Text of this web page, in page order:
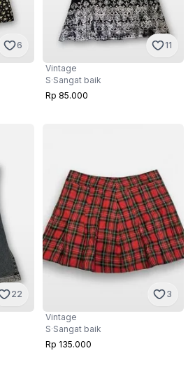
6 11
Vintage
S·Sangat baik
Rp 85.000
22 3
Vintage
S·Sangat baik
Rp 135.000